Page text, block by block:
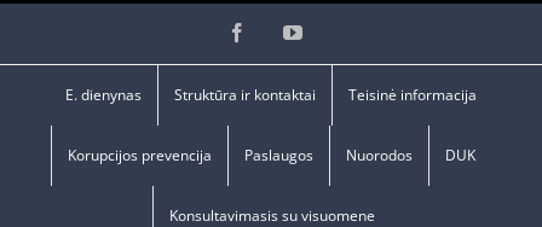
FacebookYouTube
E. dienynas Struktūra ir kontaktai Teisinė informacija
Korupcijos prevencija Paslaugos Nuorodos DUK
Konsultavimasis su visuomene